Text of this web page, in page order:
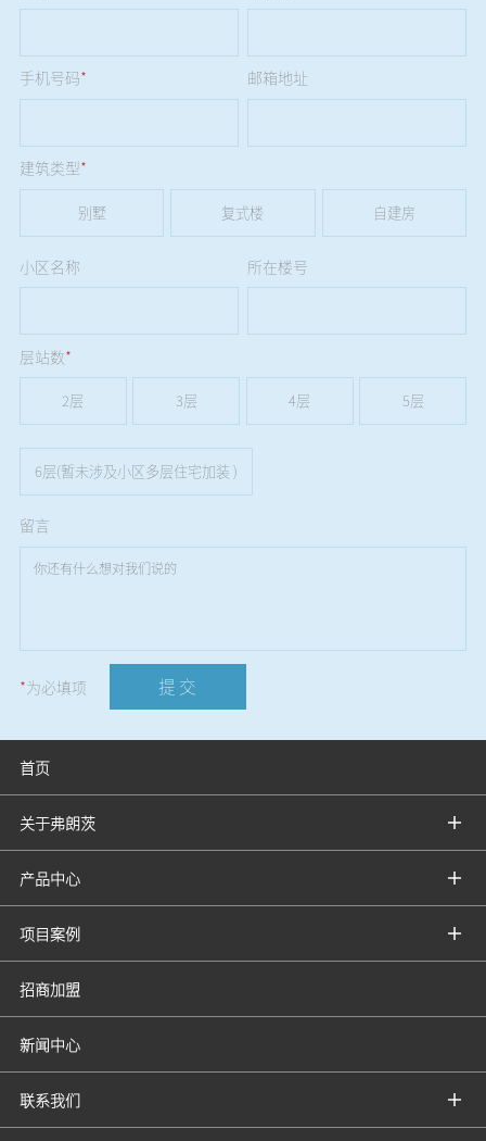
手机号码* 邮箱地址
建筑类型*
别墅 复式楼 自建房
小区名称 所在楼号
层站数*
2层 3层 4层 5层
6层(暂未涉及小区多层住宅加装 )
留言
*为必填项 提 交
首页
关于弗朗茨
产品中心
项目案例
招商加盟
新闻中心
联系我们